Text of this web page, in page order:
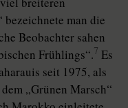
bezeichnete man die
Beobachter sahen
Frühlings“.7 Es
seit 1975, als
„Grünen Marsch“